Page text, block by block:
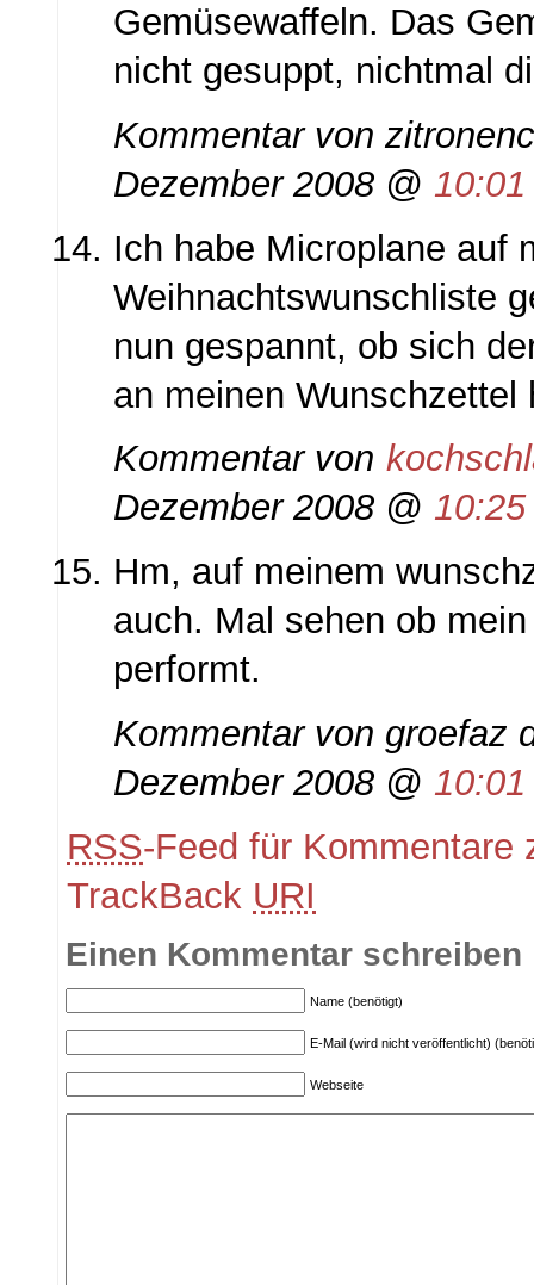
Gemüsewaffeln. Das
nicht gesuppt, nichtmal
Kommentar von
Dezember 2008 @
Ich habe Microplane auf
Weihnachtswunschliste
nun gespannt, ob sich
an meinen
Kommentar von
Dezember 2008 @
Hm, auf meinem
auch. Mal sehen ob
performt.
Kommentar von groefaz
Dezember 2008 @
RSS-Feed für Kommentare
TrackBack URI
Einen Kommentar schreiben
Name (benötigt)
E-Mail (wird nicht veröffentlicht)
Webseite